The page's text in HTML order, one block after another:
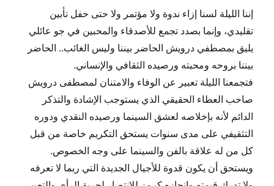
إننا الليلة لسنا إزاء ندوة ولا مؤتمر ولا حتى حفل تأبين
تقليدي، وإنما بصدد تجمع للأصدقاء والمحبين في جو عائلي
يليق بمصطفي درويش الحاضر بيننا وليس الغائب.. الحاضر
بيننا بروحه ومحبته ورصيده الثقافي والإنساني.
فتجمعنا الليلة تعبير عن الوفاء والامتنان لمصطفى درويش
صاحب العطاء الحقيقي الذي يستوجب الإشادة والتذكر
الدائم لأنه بإخلاصه لعشق السينما ورصيده النقدي ودوره
التثقيفي على مدى سنوات يستحق التكريم خاصة من قبل
كل من له علاقة بالفن والسينما على وجه الخصوص.
ويستحق أن يكون قدوة للأجيال الجديدة التي ربما لا تعرفه